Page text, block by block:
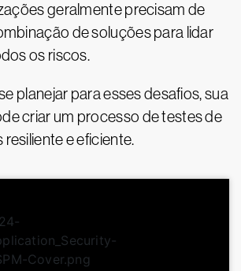
geralmente precisam de
de soluções para lidar
os riscos.
planejar para esses desafios, sua
criar um processo de testes de
e eficiente.